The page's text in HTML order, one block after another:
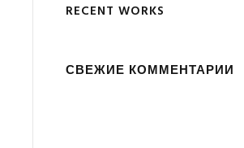
RECENT WORKS
СВЕЖИЕ КОММЕНТАРИИ